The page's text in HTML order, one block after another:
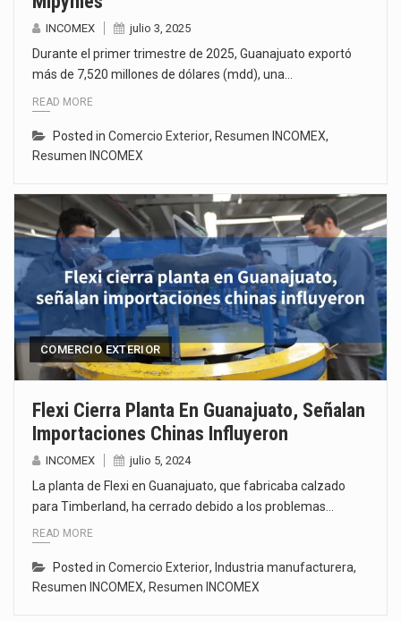
INCOMEX julio 3, 2025
Durante el primer trimestre de 2025, Guanajuato exportó
más de 7,520 millones de dólares (mdd), una…
READ MORE
Posted in Comercio Exterior, Resumen INCOMEX,
Resumen INCOMEX
COMERCIO EXTERIOR
Flexi Cierra Planta En Guanajuato, Señalan
Importaciones Chinas Influyeron
INCOMEX julio 5, 2024
La planta de Flexi en Guanajuato, que fabricaba calzado
para Timberland, ha cerrado debido a los problemas…
READ MORE
Posted in Comercio Exterior, Industria manufacturera,
Resumen INCOMEX, Resumen INCOMEX